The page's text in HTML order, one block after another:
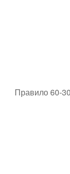
Правило 60-